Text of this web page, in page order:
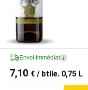
Envoi immédiat i
7,10 € / btlle. 0,75 L